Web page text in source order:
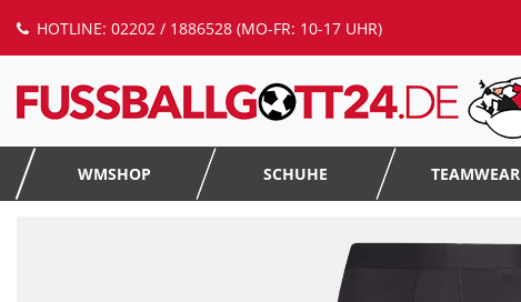
HOTLINE: 02202 / 1886528 (MO-FR: 10-17 UHR)
WMSHOP SCHUHE TEAMWEAR